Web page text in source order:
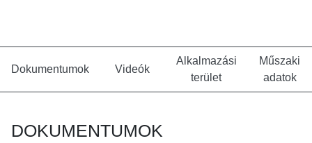
Dokumentumok Videók
Alkalmazási
terület
Műszaki
adatok
DOKUMENTUMOK